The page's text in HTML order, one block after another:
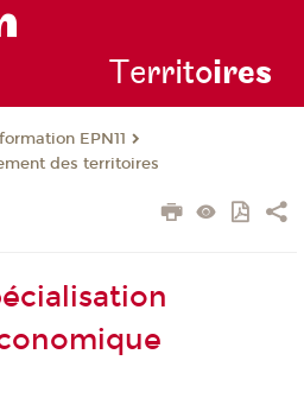
Territoires
EPN11
des territoires